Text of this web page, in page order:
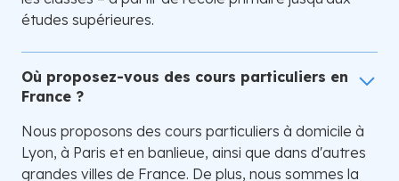
études supérieures.
Où proposez-vous des cours particuliers en
France ?
Nous proposons des cours particuliers à domicile à
Lyon, à Paris et en banlieue, ainsi que dans d'autres
grandes villes de France. De plus, nous sommes la